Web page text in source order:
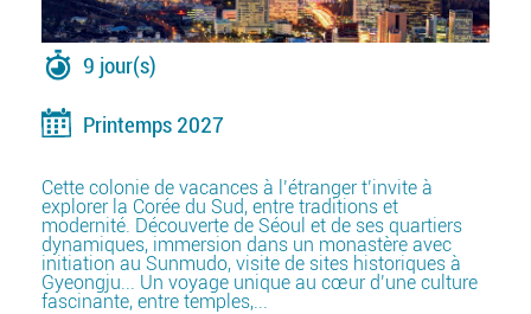
9 jour(s)
Printemps 2027
Cette colonie de vacances à l’étranger t’invite à
explorer la Corée du Sud, entre traditions et
modernité. Découverte de Séoul et de ses quartiers
dynamiques, immersion dans un monastère avec
initiation au Sunmudo, visite de sites historiques à
Gyeongju... Un voyage unique au cœur d’une culture
fascinante, entre temples,...